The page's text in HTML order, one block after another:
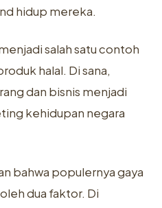
hidup mereka.
salah satu contoh
halal. Di sana,
dan bisnis menjadi
kehidupan negara
bahwa populernya gaya
dua faktor. Di